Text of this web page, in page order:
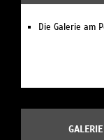
Die Galerie am